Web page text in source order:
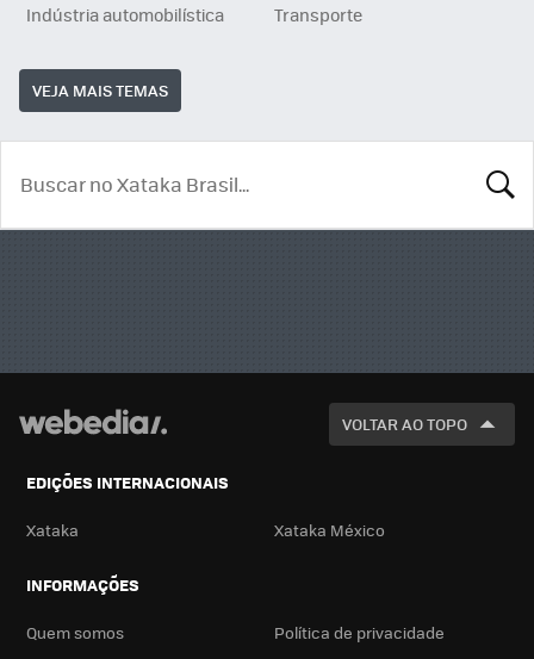
Indústria automobilística
Transporte
VEJA MAIS TEMAS
VOLTAR AO TOPO
EDIÇÕES INTERNACIONAIS
Xataka Xataka México
INFORMAÇÕES
Quem somos Política de privacidade